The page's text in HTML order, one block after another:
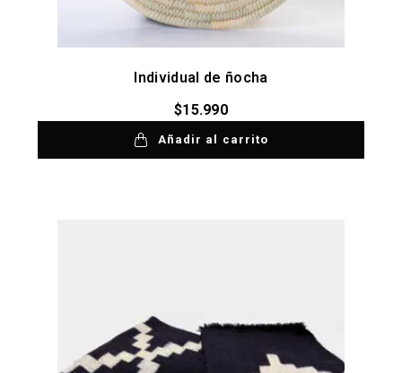
Individual de ñocha
$15.990
Añadir al carrito